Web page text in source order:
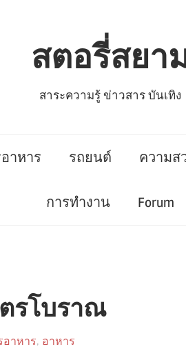
สตอรี่สยา
สาระความรู้ ข่าวสาร บันเทิง
าหาร รถยนต์ ความส
การทำงาน Forum
รโบราณ
อาหาร, อาหาร